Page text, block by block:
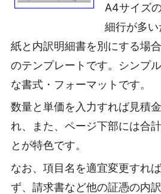
A4サイズ
細行が多
紙と内訳明細書を別にする場
のテンプレートです。シンプ
な書式・フォーマットです。
数量と単価を入力すれば見積
れ、また、ページ下部には合
とが特色です。
なお、項目名を適宜変更すれ
ず、請求書など他の証憑の内